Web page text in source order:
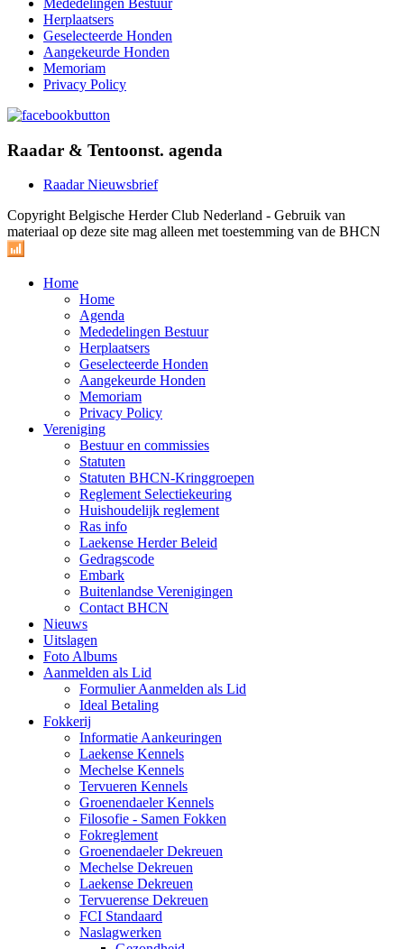
Herplaatsers
Geselecteerde Honden
Aangekeurde Honden
Memoriam
Privacy Policy
Raadar & Tentoonst. agenda
Raadar Nieuwsbrief
Copyright Belgische Herder Club Nederland - Gebruik van
materiaal op deze site mag alleen met toestemming van de BHCN
Home
Home
Agenda
Mededelingen Bestuur
Herplaatsers
Geselecteerde Honden
Aangekeurde Honden
Memoriam
Privacy Policy
Vereniging
Bestuur en commissies
Statuten
Statuten BHCN-Kringgroepen
Reglement Selectiekeuring
Huishoudelijk reglement
Ras info
Laekense Herder Beleid
Gedragscode
Embark
Buitenlandse Verenigingen
Contact BHCN
Nieuws
Uitslagen
Foto Albums
Aanmelden als Lid
Formulier Aanmelden als Lid
Ideal Betaling
Fokkerij
Informatie Aankeuringen
Laekense Kennels
Mechelse Kennels
Tervueren Kennels
Groenendaeler Kennels
Filosofie - Samen Fokken
Fokreglement
Groenendaeler Dekreuen
Mechelse Dekreuen
Laekense Dekreuen
Tervuerense Dekreuen
FCI Standaard
Naslagwerken